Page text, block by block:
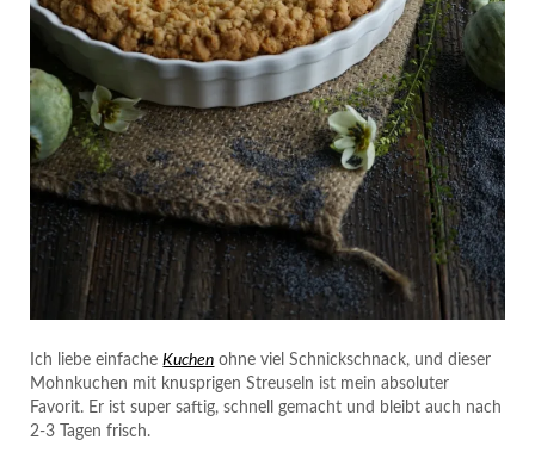
Ich liebe einfacheKuchen ohne viel Schnickschnack, und dieser
Mohnkuchen mit knusprigen Streuseln ist mein absoluter
Favorit. Er ist super saftig, schnell gemacht und bleibt auch nach
2-3 Tagen frisch.